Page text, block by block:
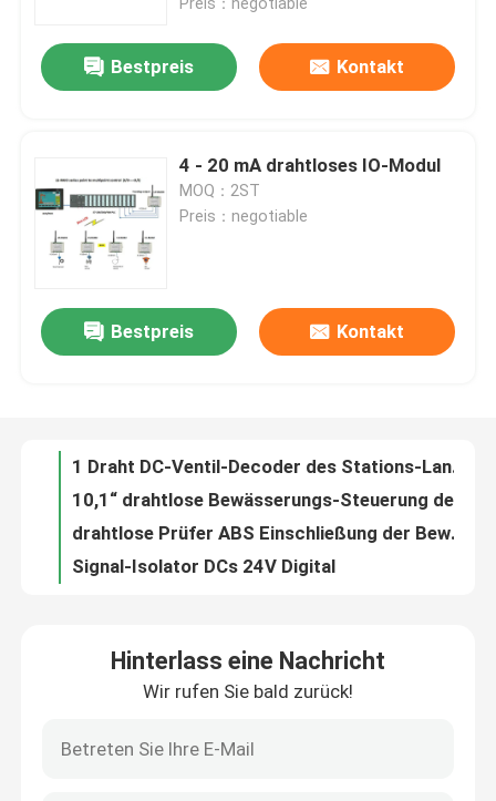
Produkte
Qualitätskontrolle
Kontakt mit uns
Neuigkeiten
Bestpreis Kontakt
4 - 20 mA drahtloses IO-Modul
MOQ：2ST
Preis：negotiable
Bestpreis Kontakt
TTL-Hafen 9600bps 433MHz Transceiver der Mini-Rf-Daten-Modul-geringen Energie drahtloser
drahtlose Prüfer ABS Einschließung der Bewässerungs-4g bewegliche APP-Fernbedienungs-Bewässerung
Signal-Isolator DCs 24V Digital
Widerstand-Digital-Signal-Isolator-Wandler 0-5KΩ gab 4-20mA 0-5V zum Ertrag-Konverter ein
Hinterlass eine Nachricht
Wir rufen Sie bald zurück!